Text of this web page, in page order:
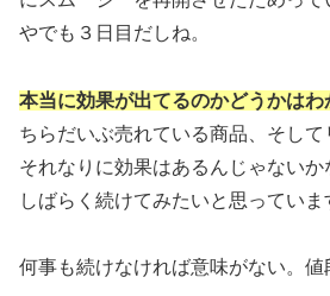
やでも３日目だしね。
本当に効果が出てるのかどうかはわ
ちらだいぶ売れている商品、そして
それなりに効果はあるんじゃない
しばらく続けてみたいと思っていま
何事も続けなければ意味がない。値